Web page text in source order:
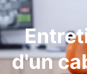
d'un